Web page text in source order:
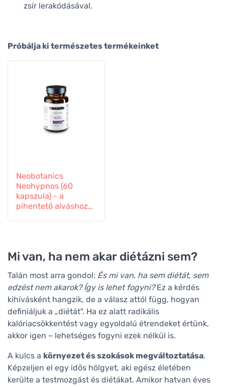
zsír lerakódásával.
Próbálja ki természetes termékeinket
Neobotanics
Neohypnos (60
kapszula) - a
pihentető alváshoz
Mi van, ha nem akar diétázni sem?
Talán most arra gondol: És mi van, ha sem diétát, sem
edzést nem akarok? Így is lehet fogyni?Ez a kérdés
kihívásként hangzik, de a válasz attól függ, hogyan
definiáljuk a „diétát". Ha ez alatt radikális
kalóriacsökkentést vagy egyoldalú étrendeket értünk,
akkor igen – lehetséges fogyni ezek nélkül is.
A kulcs a környezet és szokások megváltoztatása.
Képzeljen el egy idős hölgyet, aki egész életében
kerülte a testmozgást és diétákat. Amikor hatvan éves